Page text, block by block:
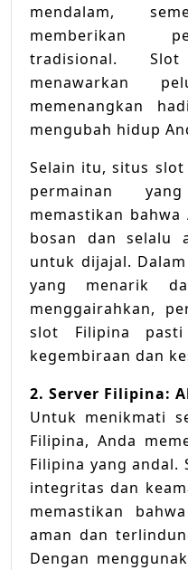
mendalam,
memberikan
tradisional.
menawarkan
memenangkan
mengubah hidup
Selain itu, situs
permainan
memastikan
bosan dan selalu
untuk dijajal.
yang menarik
menggairahkan,
slot Filipina
kegembiraan dan
2. Server Filipina:
Untuk menikmati
Filipina, Anda
Filipina yang andal.
integritas dan
memastikan
aman dan
Dengan